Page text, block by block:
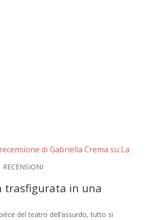
di Gabriella Crema su La
RECENSIONI
trasfigurata in una
del teatro dell’assurdo, tutto si